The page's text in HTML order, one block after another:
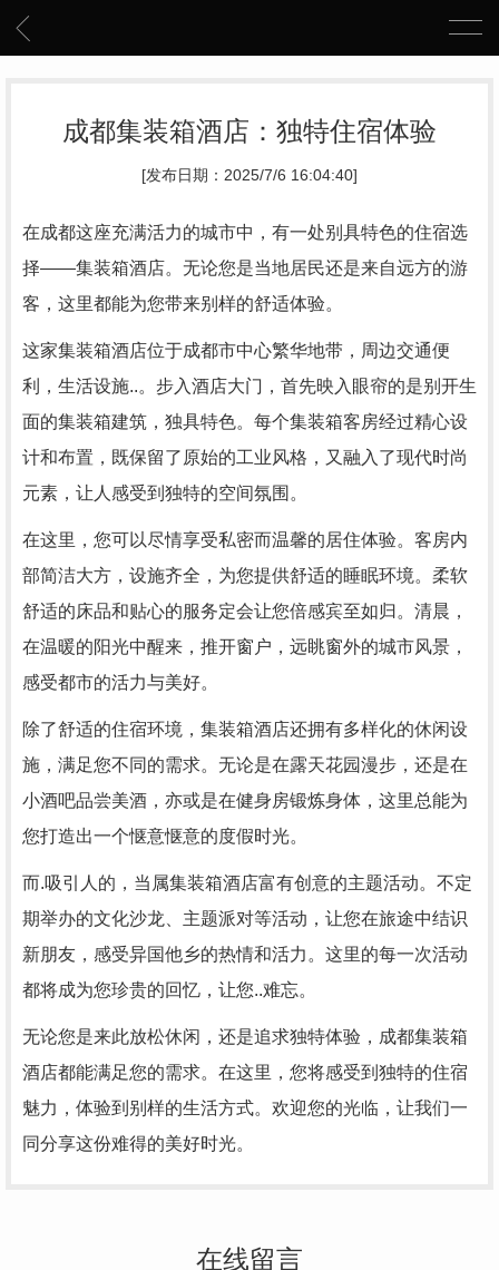
成都集装箱酒店：独特住宿体验
[发布日期：2025/7/6 16:04:40]
在成都这座充满活力的城市中，有一处别具特色的住宿选
择——集装箱酒店。无论您是当地居民还是来自远方的游
客，这里都能为您带来别样的舒适体验。
这家集装箱酒店位于成都市中心繁华地带，周边交通便
利，生活设施..。步入酒店大门，首先映入眼帘的是别开生
面的集装箱建筑，独具特色。每个集装箱客房经过精心设
计和布置，既保留了原始的工业风格，又融入了现代时尚
元素，让人感受到独特的空间氛围。
在这里，您可以尽情享受私密而温馨的居住体验。客房内
部简洁大方，设施齐全，为您提供舒适的睡眠环境。柔软
舒适的床品和贴心的服务定会让您倍感宾至如归。清晨，
在温暖的阳光中醒来，推开窗户，远眺窗外的城市风景，
感受都市的活力与美好。
除了舒适的住宿环境，集装箱酒店还拥有多样化的休闲设
施，满足您不同的需求。无论是在露天花园漫步，还是在
小酒吧品尝美酒，亦或是在健身房锻炼身体，这里总能为
您打造出一个惬意惬意的度假时光。
而.吸引人的，当属集装箱酒店富有创意的主题活动。不定
期举办的文化沙龙、主题派对等活动，让您在旅途中结识
新朋友，感受异国他乡的热情和活力。这里的每一次活动
都将成为您珍贵的回忆，让您..难忘。
无论您是来此放松休闲，还是追求独特体验，成都集装箱
酒店都能满足您的需求。在这里，您将感受到独特的住宿
魅力，体验到别样的生活方式。欢迎您的光临，让我们一
同分享这份难得的美好时光。
在线留言